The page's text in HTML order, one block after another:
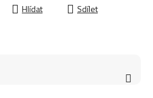
Hlídat Sdílet